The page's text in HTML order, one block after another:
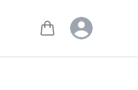
Open user